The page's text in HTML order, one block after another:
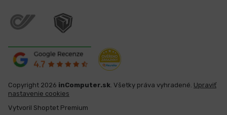
Vytvoril Shoptet Premium
Copyright 2026 inComputer.sk. Všetky práva vyhradené. Upraviť
nastavenie cookies